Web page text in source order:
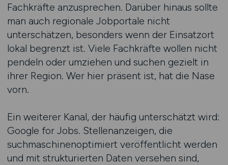
Fachkräfte anzusprechen. Darüber hinaus sollte
man auch regionale Jobportale nicht
unterschätzen, besonders wenn der Einsatzort
lokal begrenzt ist. Viele Fachkräfte wollen nicht
pendeln oder umziehen und suchen gezielt in
ihrer Region. Wer hier präsent ist, hat die Nase
vorn.
Ein weiterer Kanal, der häufig unterschätzt wird:
Google for Jobs. Stellenanzeigen, die
suchmaschinenoptimiert veröffentlicht werden
und mit strukturierten Daten versehen sind,